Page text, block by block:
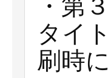
・第
タイ
刷時